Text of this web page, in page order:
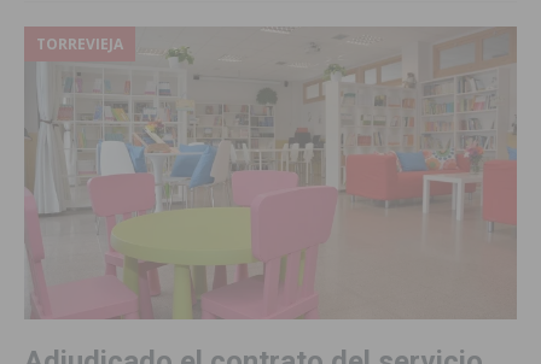
TORREVIEJA